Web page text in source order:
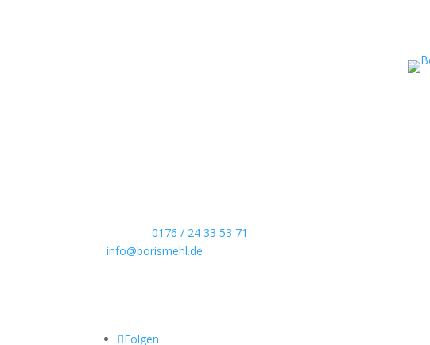
Telefon:0176 / 24 33 53 71
info@borismehl.de
Folgen